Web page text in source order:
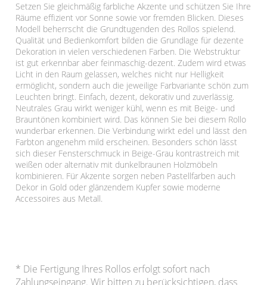
Setzen Sie gleichmäßig farbliche Akzente und schützen Sie Ihre
Räume effizient vor Sonne sowie vor fremden Blicken. Dieses
Modell beherrscht die Grundtugenden des Rollos spielend.
Qualität und Bedienkomfort bilden die Grundlage für dezente
Dekoration in vielen verschiedenen Farben. Die Webstruktur
ist gut erkennbar aber feinmaschig-dezent. Zudem wird etwas
Licht in den Raum gelassen, welches nicht nur Helligkeit
ermöglicht, sondern auch die jeweilige Farbvariante schön zum
Leuchten bringt. Einfach, dezent, dekorativ und zuverlässig.
Neutrales Grau wirkt weniger kühl, wenn es mit Beige- und
Brauntönen kombiniert wird. Das können Sie bei diesem Rollo
wunderbar erkennen. Die Verbindung wirkt edel und lässt den
Farbton angenehm mild erscheinen. Besonders schön lässt
sich dieser Fensterschmuck in Beige-Grau kontrastreich mit
weißen oder alternativ mit dunkelbraunen Holzmöbeln
kombinieren. Für Akzente sorgen neben Pastellfarben auch
Dekor in Gold oder glänzendem Kupfer sowie moderne
Accessoires aus Metall.
* Die Fertigung Ihres Rollos erfolgt sofort nach
Zahlungseingang. Wir bitten zu berücksichtigen, dass